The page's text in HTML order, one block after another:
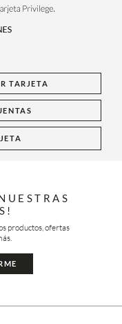
TARJETA
productos, ofertas